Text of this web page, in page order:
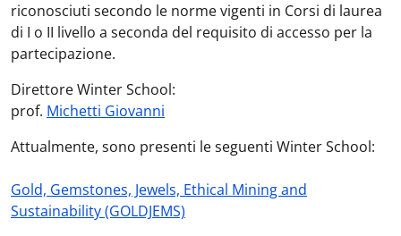
riconosciuti secondo le norme vigenti in Corsi di laurea
di I o II livello a seconda del requisito di accesso per la
partecipazione.
Direttore Winter School:
prof. Michetti Giovanni
Attualmente, sono presenti le seguenti Winter School:
Gold, Gemstones, Jewels, Ethical Mining and
Sustainability (GOLDJEMS)